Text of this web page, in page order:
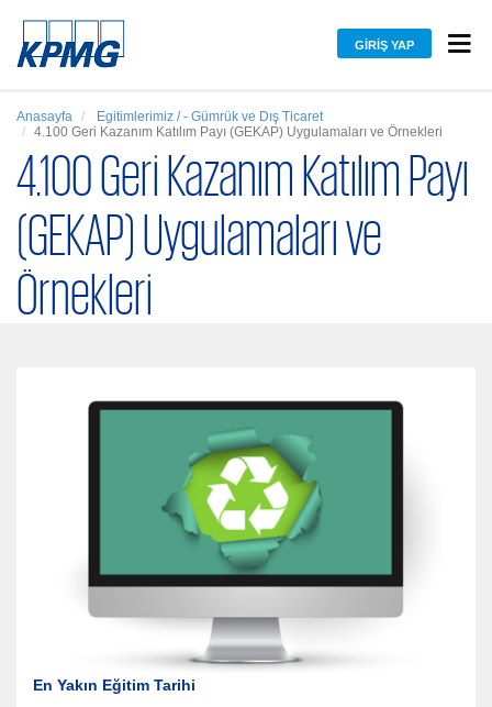
GIRIŞ YAP
Anasayfa
Egitimlerimiz / - Gümrük ve Dış Ticaret
4.100 Geri Kazanım Katılım Payı (GEKAP) Uygulamaları ve Örnekleri
4.100 Geri Kazanım Katılım Payı
(GEKAP) Uygulamaları ve
Örnekleri
En Yakın Eğitim Tarihi